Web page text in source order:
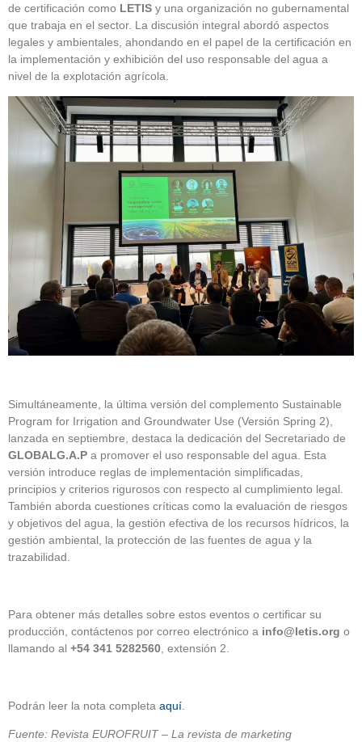
de certificación como LETIS y una organización no gubernamental
que trabaja en el sector. La discusión integral abordó aspectos
legales y ambientales, ahondando en el papel de la certificación en
la implementación y exhibición del uso responsable del agua a
nivel de la explotación agrícola.
Simultáneamente, la última versión del complemento Sustainable
Program for Irrigation and Groundwater Use (Versión Spring 2),
lanzada en septiembre, destaca la dedicación del Secretariado de
GLOBALG.A.P a promover el uso responsable del agua. Esta
versión introduce reglas de implementación simplificadas,
principios y criterios rigurosos con respecto al cumplimiento legal.
También aborda cuestiones críticas como la evaluación de riesgos
y objetivos del agua, la gestión efectiva de los recursos hídricos, la
gestión ambiental, la protección de las fuentes de agua y la
trazabilidad.
Para obtener más detalles sobre estos eventos o certificar su
producción, contáctenos por correo electrónico a info@letis.org o
llamando al +54 341 5282560 , extensión 2.
Podrán leer la nota completa aquí
Fuente: Revista EUROFRUIT – La revista de marketing